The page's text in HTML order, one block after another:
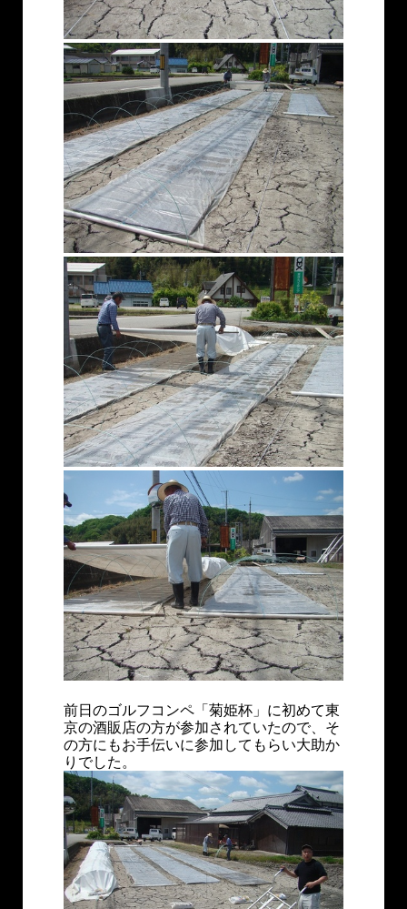
前日のゴルフコンペ「菊姫杯」に初めて東
京の酒販店の方が参加されていたので、そ
の方にもお手伝いに参加してもらい大助か
りでした。